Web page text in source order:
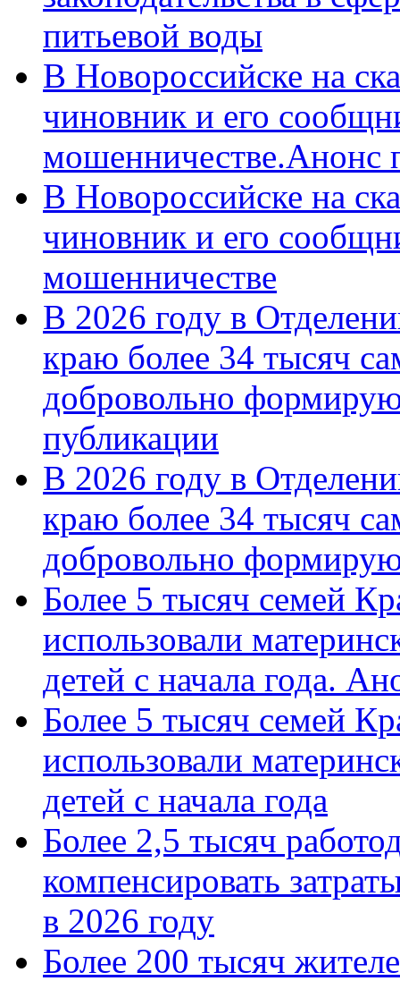
питьевой воды
В Новороссийске на
чиновник и его
мошенничестве.Анонс
В Новороссийске на
чиновник и его
мошенничестве
В 2026 году в
краю более 34 тысяч
добровольно
публикации
В 2026 году в
краю более 34 тысяч
добровольно
Более 5 тысяч семей
использовали
детей с начала года.
Более 5 тысяч семей
использовали
детей с начала года
Более 2,5 тысяч
компенсировать
в 2026 году
Более 200 тысяч